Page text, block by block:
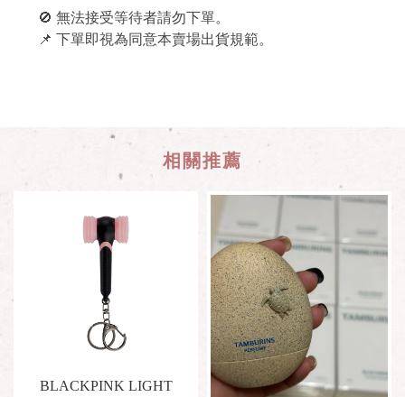
🚫 無法接受等待者請勿下單。
📌 下單即視為同意本賣場出貨規範。
BLACKPINK LIGHT